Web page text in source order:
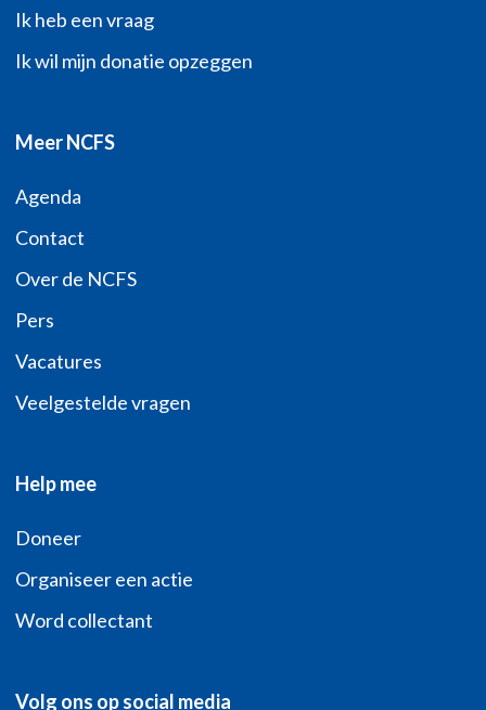
Ik heb een vraag
Ik wil mijn donatie opzeggen
Meer NCFS
Agenda
Contact
Over de NCFS
Pers
Vacatures
Veelgestelde vragen
Help mee
Doneer
Organiseer een actie
Word collectant
Volg ons op social media